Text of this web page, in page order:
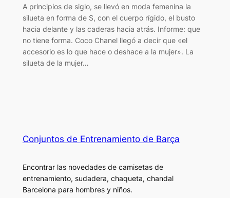
A principios de siglo, se llevó en moda femenina la
silueta en forma de S, con el cuerpo rígido, el busto
hacia delante y las caderas hacia atrás. Informe: que
no tiene forma. Coco Chanel llegó a decir que «el
accesorio es lo que hace o deshace a la mujer». La
silueta de la mujer…
Conjuntos de Entrenamiento de Barça
Encontrar las novedades de camisetas de
entrenamiento, sudadera, chaqueta, chandal
Barcelona para hombres y niños.